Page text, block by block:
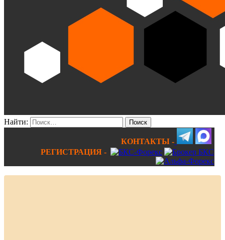
Найти:
КОНТАКТЫ -
РЕГИСТРАЦИЯ -